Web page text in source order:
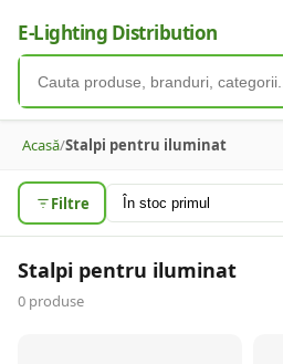
E-Lighting Distribution
Acasă/Stalpi pentru iluminat
Filtre
Stalpi pentru iluminat
0 produse